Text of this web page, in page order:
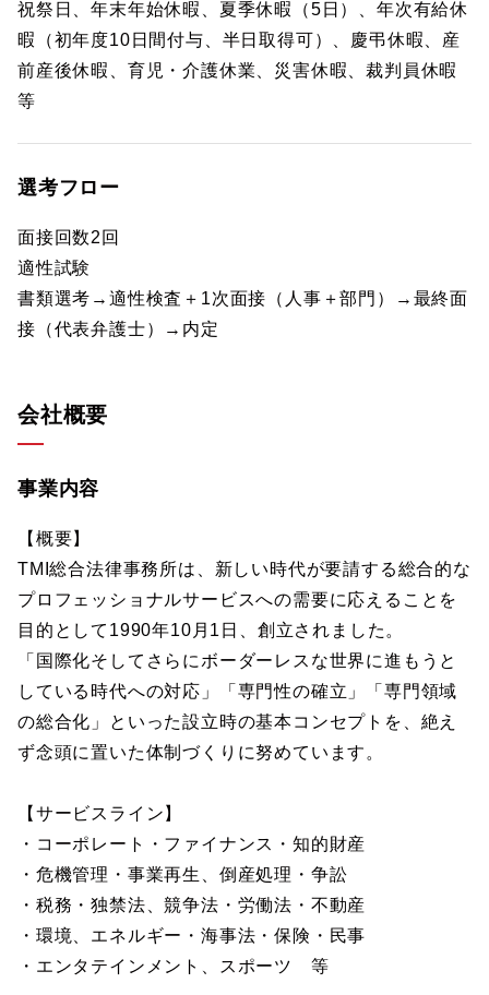
祝祭日、年末年始休暇、夏季休暇（5日）、年次有給休
暇（初年度10日間付与、半日取得可）、慶弔休暇、産
前産後休暇、育児・介護休業、災害休暇、裁判員休暇
等
選考フロー
面接回数2回
適性試験
書類選考→適性検査＋1次面接（人事＋部門）→最終面
接（代表弁護士）→内定
会社概要
事業内容
【概要】
TMI総合法律事務所は、新しい時代が要請する総合的な
プロフェッショナルサービスへの需要に応えることを
目的として1990年10月1日、創立されました。
「国際化そしてさらにボーダーレスな世界に進もうと
している時代への対応」「専門性の確立」「専門領域
の総合化」といった設立時の基本コンセプトを、絶え
ず念頭に置いた体制づくりに努めています。
【サービスライン】
・コーポレート・ファイナンス・知的財産
・危機管理・事業再生、倒産処理・争訟
・税務・独禁法、競争法・労働法・不動産
・環境、エネルギー・海事法・保険・民事
・エンタテインメント、スポーツ 等